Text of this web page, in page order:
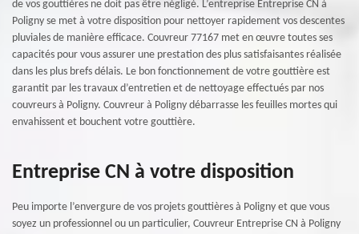
de vos gouttières ne doit pas être négligé. L’entreprise Entreprise CN à
Poligny se met à votre disposition pour nettoyer rapidement vos descentes
pluviales de manière efficace. Couvreur 77167 met en œuvre toutes ses
capacités pour vous assurer une prestation des plus satisfaisantes réalisée
dans les plus brefs délais. Le bon fonctionnement de votre gouttière est
garantit par les travaux d’entretien et de nettoyage effectués par nos
couvreurs à Poligny. Couvreur à Poligny débarrasse les feuilles mortes qui
envahissent et bouchent votre gouttière.
Entreprise CN à votre disposition
Peu importe l’envergure de vos projets gouttières à Poligny et que vous
soyez un professionnel ou un particulier, Couvreur Entreprise CN à Poligny